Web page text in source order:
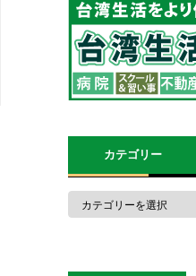
カテゴリー